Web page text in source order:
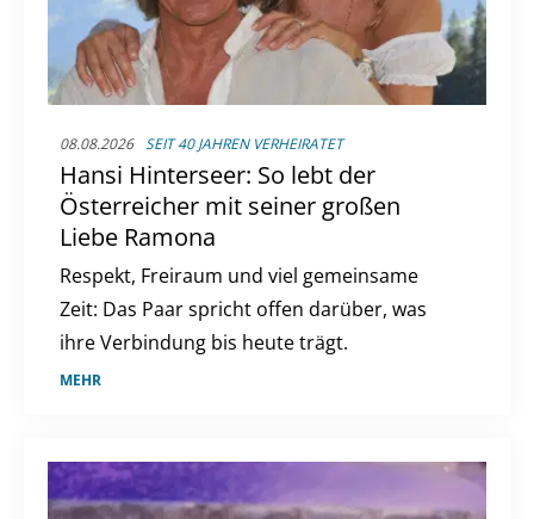
08.08.2026 SEIT 40 JAHREN VERHEIRATET
Hansi Hinterseer: So lebt der
Österreicher mit seiner großen
Liebe Ramona
Respekt, Freiraum und viel gemeinsame
Zeit: Das Paar spricht offen darüber, was
ihre Verbindung bis heute trägt.
MEHR